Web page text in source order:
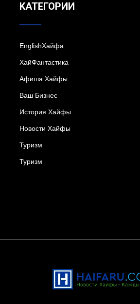
KАТЕГОРИИ
EnglishХайфа
XайФантастика
Афиша Хайфы
Ваш Бизнес
История Хайфы
Новости Хайфы
Туризм
Туризм